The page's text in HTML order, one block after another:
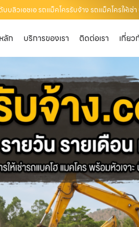
ลิวเอชเอ รถแม็คโครรับจ้าง รถแม็คโครให้เ
ลัก บริการของเรา ติดต่อเรา เกี่ยว